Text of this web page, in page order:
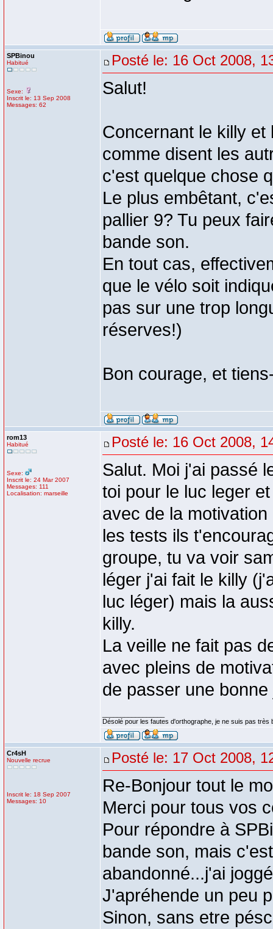
SPBinou
Habitué
Sexe:
Inscrit le: 13 Sep 2008
Messages: 62
Posté le: 16 Oct 2008,
Salut!
Concernant le killy et
comme disent les
c'est quelque chose
Le plus embêtant,
pallier 9? Tu peux
bande son.
En tout cas,
que le vélo soit
pas sur une trop
réserves!)
Bon courage, et
rom13
Habitué
Sexe:
Inscrit le: 24 Mar 2007
Messages: 111
Localisation: marseille
Posté le: 16 Oct 2008,
Salut. Moi j'ai passé
toi pour le luc leger
avec de la
les tests ils
groupe, tu va voir
léger j'ai fait le killy
luc léger) mais la
killy.
La veille ne fait pas
avec pleins de
de passer une
Désolé pour les fautes d'orthographe, je ne suis pas très
Cr4sH
Nouvelle recrue
Inscrit le: 18 Sep 2007
Messages: 10
Posté le: 17 Oct 2008,
Re-Bonjour tout le
Merci pour tous vos
Pour répondre à
bande son, mais
abandonné...j'ai
J'apréhende un peu
Sinon, sans etre